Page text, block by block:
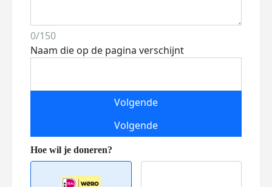
0/150
Naam die op de pagina verschijnt
Volgende
Volgende